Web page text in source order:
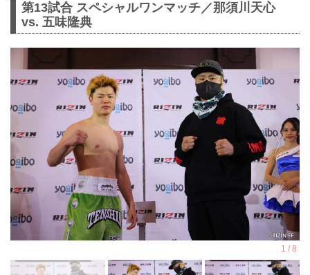
第13試合 スペシャルワンマッチ／那須川天心
vs. 五味隆典